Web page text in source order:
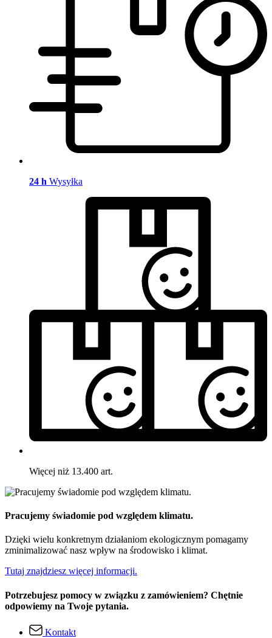
24 h Wysyłka
Więcej niż 13.400 art.
Pracujemy świadomie pod względem klimatu.
Dzięki wielu konkretnym działaniom ekologicznym pomagamy
zminimalizować nasz wpływ na środowisko i klimat.
Tutaj znajdziesz więcej informacji.
Potrzebujesz pomocy w związku z zamówieniem? Chętnie
odpowiemy na Twoje pytania.
Kontakt